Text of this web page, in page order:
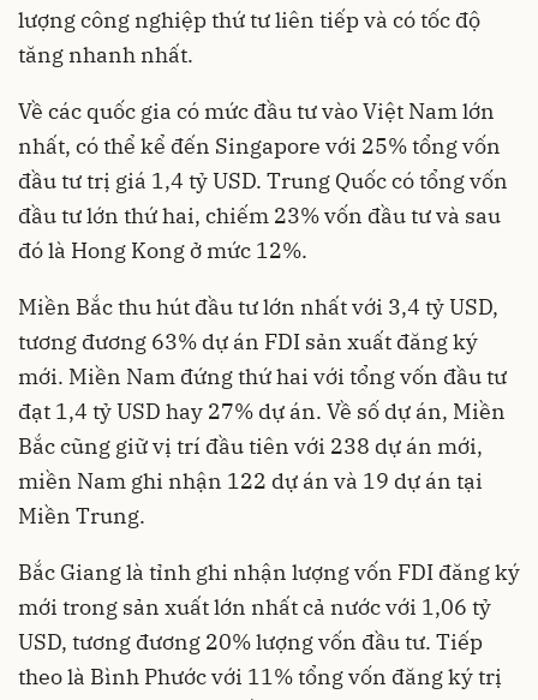
lượng công nghiệp thứ tư liên tiếp và có tốc độ
tăng nhanh nhất.
Về các quốc gia có mức đầu tư vào Việt Nam lớn
nhất, có thể kể đến Singapore với 25% tổng vốn
đầu tư trị giá 1,4 tỷ USD. Trung Quốc có tổng vốn
đầu tư lớn thứ hai, chiếm 23% vốn đầu tư và sau
đó là Hong Kong ở mức 12%.
Miền Bắc thu hút đầu tư lớn nhất với 3,4 tỷ USD,
tương đương 63% dự án FDI sản xuất đăng ký
mới. Miền Nam đứng thứ hai với tổng vốn đầu tư
đạt 1,4 tỷ USD hay 27% dự án. Về số dự án, Miền
Bắc cũng giữ vị trí đầu tiên với 238 dự án mới,
miền Nam ghi nhận 122 dự án và 19 dự án tại
Miền Trung.
Bắc Giang là tỉnh ghi nhận lượng vốn FDI đăng ký
mới trong sản xuất lớn nhất cả nước với 1,06 tỷ
USD, tương đương 20% lượng vốn đầu tư. Tiếp
theo là Bình Phước với 11% tổng vốn đăng ký trị